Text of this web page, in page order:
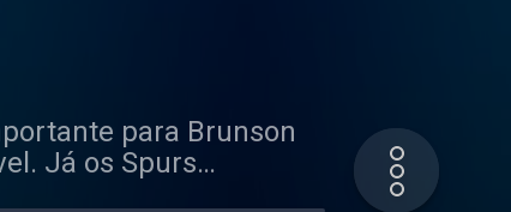
para Brunson
Já os Spurs
ter